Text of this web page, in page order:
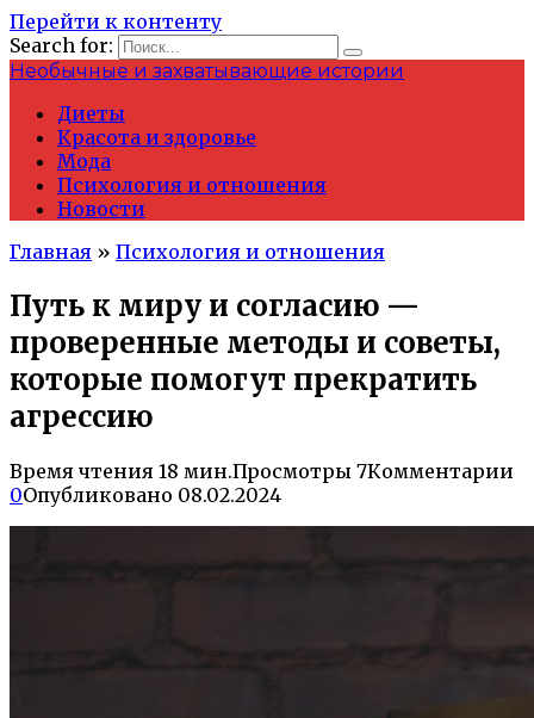
Перейти к контенту
Search for:
Необычные и захватывающие истории
Диеты
Красота и здоровье
Мода
Психология и отношения
Новости
Главная » Психология и отношения
Путь к миру и согласию —
проверенные методы и советы,
которые помогут прекратить
агрессию
Время чтения 18 мин.Просмотры 7Комментарии
0Опубликовано 08.02.2024